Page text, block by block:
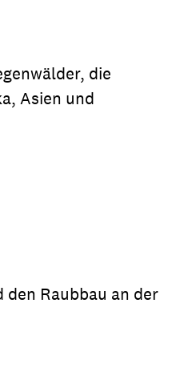
die
Asien und
Raubbau an der